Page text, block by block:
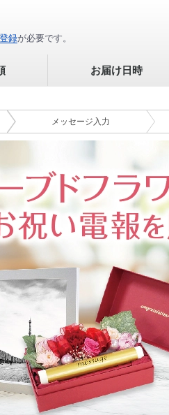
録が必要です。
お届け日時
メッセージ 入力